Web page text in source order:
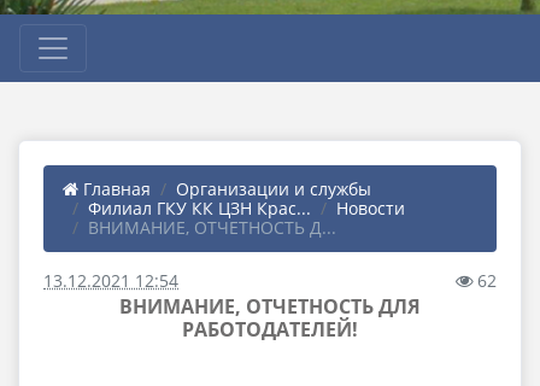
Главная
Организации и службы
Филиал ГКУ КК ЦЗН Крас...
Новости
ВНИМАНИЕ, ОТЧЕТНОСТЬ Д...
13.12.2021 12:54 62
ВНИМАНИЕ, ОТЧЕТНОСТЬ ДЛЯ
РАБОТОДАТЕЛЕЙ!